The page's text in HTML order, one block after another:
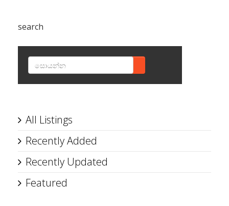
search
All Listings
Recently Added
Recently Updated
Featured